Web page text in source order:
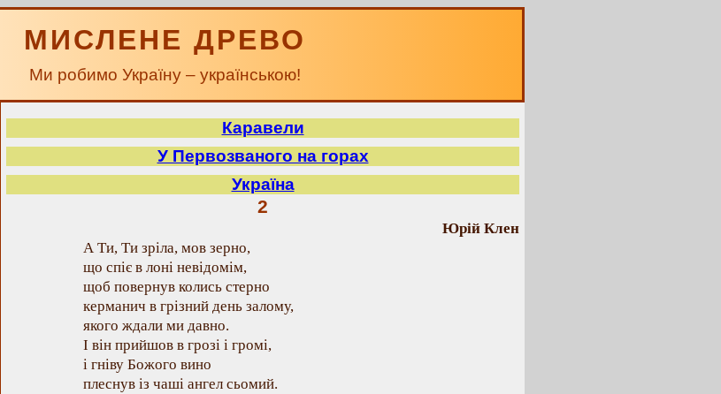
МИСЛЕНЕ ДРЕВО
Ми робимо Україну – українською!
Каравели
У Первозваного на горах
Україна
2
Юрій Клен
А Ти, Ти зріла, мов зерно,
що спіє в лоні невідомім,
щоб повернув колись стерно
керманич в грізний день залому,
якого ждали ми давно.
І він прийшов в грозі і громі,
і гніву Божого вино
плеснув із чаші ангел сьомий.